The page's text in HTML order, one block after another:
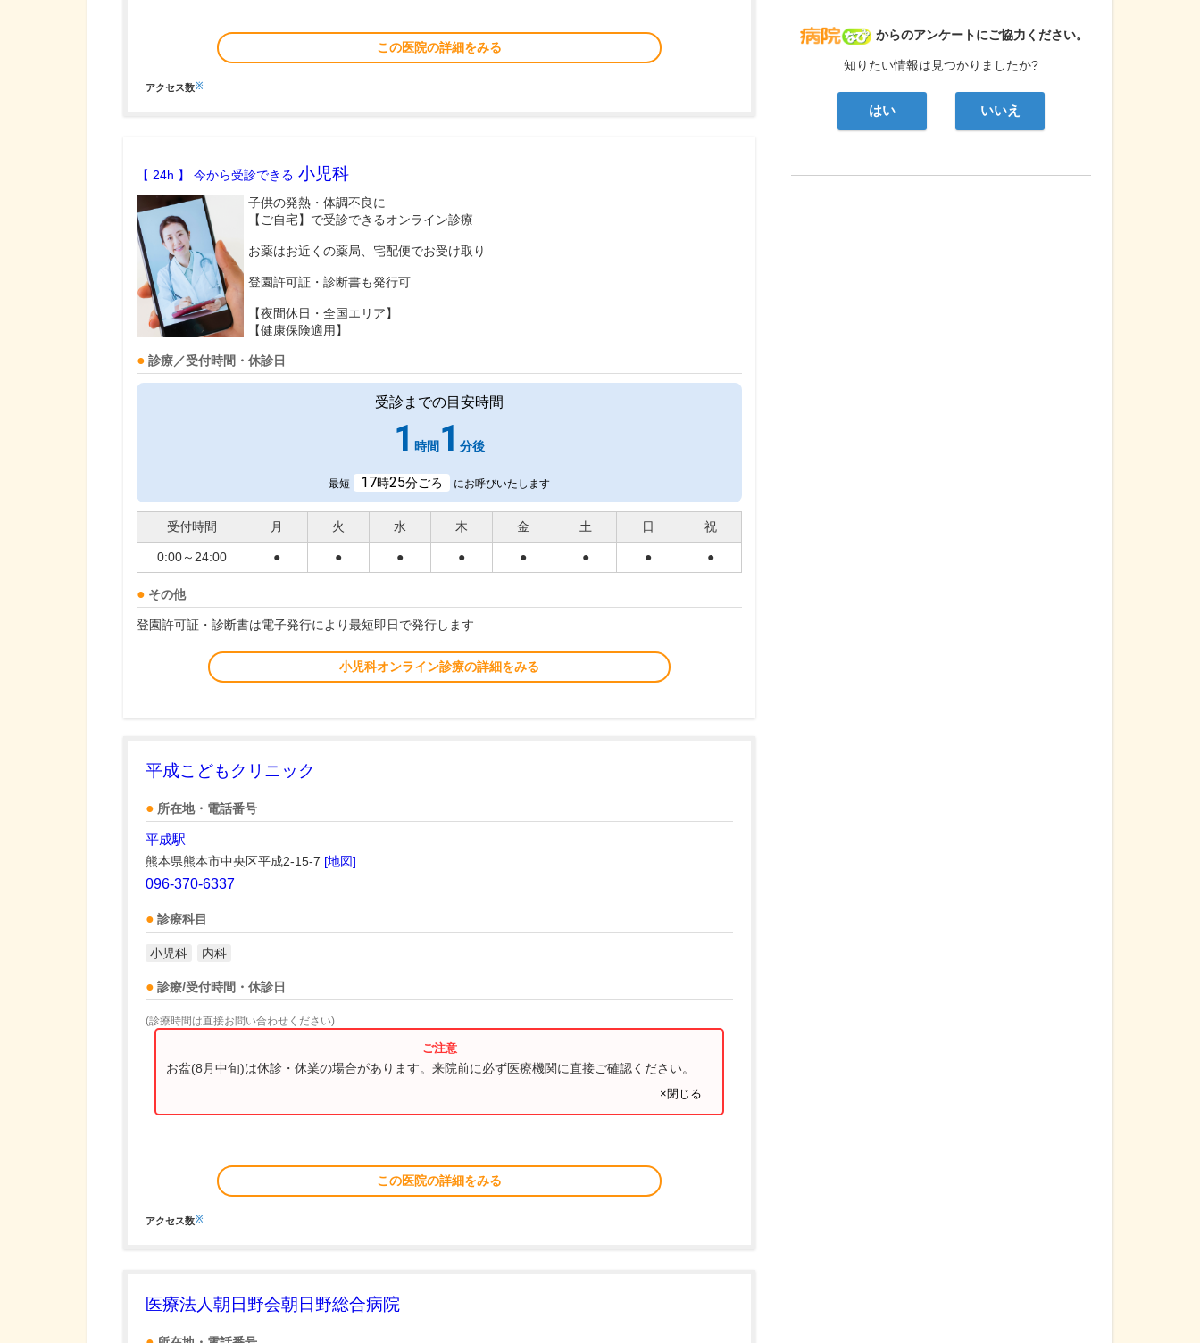
この医院の詳細をみる
アクセス数※
【 24h 】 今から受診できる 小児科
子供の発熱・体調不良に
【ご自宅】で受診できるオンライン診療
お薬はお近くの薬局、宅配便でお受け取り
登園許可証・診断書も発行可
【夜間休日・全国エリア】
【健康保険適用】
診療／受付時間・休診日
受診までの目安時間
1 時間 1 分後
最短 17時25分ごろ にお呼びいたします
受付時間 月 火 水 木 金 土 日 祝
0:00～24:00 ● ● ● ● ● ● ● ●
その他
登園許可証・診断書は電子発行により最短即日で発行します
小児科オンライン診療の詳細をみる
平成こどもクリニック
所在地・電話番号
平成駅
熊本県熊本市中央区平成2-15-7 [地図]
096-370-6337
診療科目
小児科 内科
診療/受付時間・休診日
(診療時間は直接お問い合わせください)
お盆(8月中旬)は休診・休業の場合があります。来院前に必ず医療機関に直接ご確認ください。
×閉じる
この医院の詳細をみる
アクセス数※
医療法人朝日野会朝日野総合病院
病院なび
からのアンケートにご協力ください。
知りたい情報は見つかりましたか?
はい いいえ